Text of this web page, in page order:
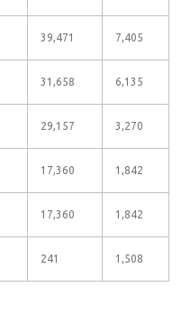
39,471 7,405
31,658 6,135
29,157 3,270
17,360 1,842
17,360 1,842
241 1,508